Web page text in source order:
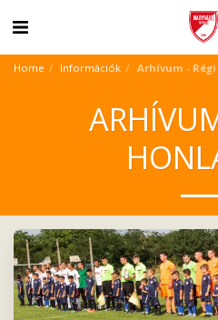
Home Információk Arhívum -